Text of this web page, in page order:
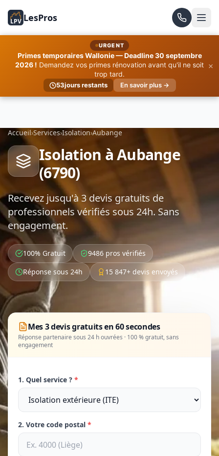
LPV LesPros
URGENT
Primes temporaires Wallonie — Deadline 30 septembre
2026 ! Demandez vos primes rénovation avant qu'il ne soit
trop tard.
53jours restants En savoir plus →
×
Accueil›Services›Isolation›Aubange
Isolation à Aubange
(6790)
Recevez jusqu'à 3 devis gratuits de
professionnels vérifiés sous 24h. Sans
engagement.
100% Gratuit
9486 pros vérifiés
Réponse sous 24h
15 847+ devis envoyés
Mes 3 devis gratuits en 60 secondes
Réponse partenaire sous 24 h ouvrées · 100 % gratuit, sans
engagement
1. Quel service ? *
2. Votre code postal *